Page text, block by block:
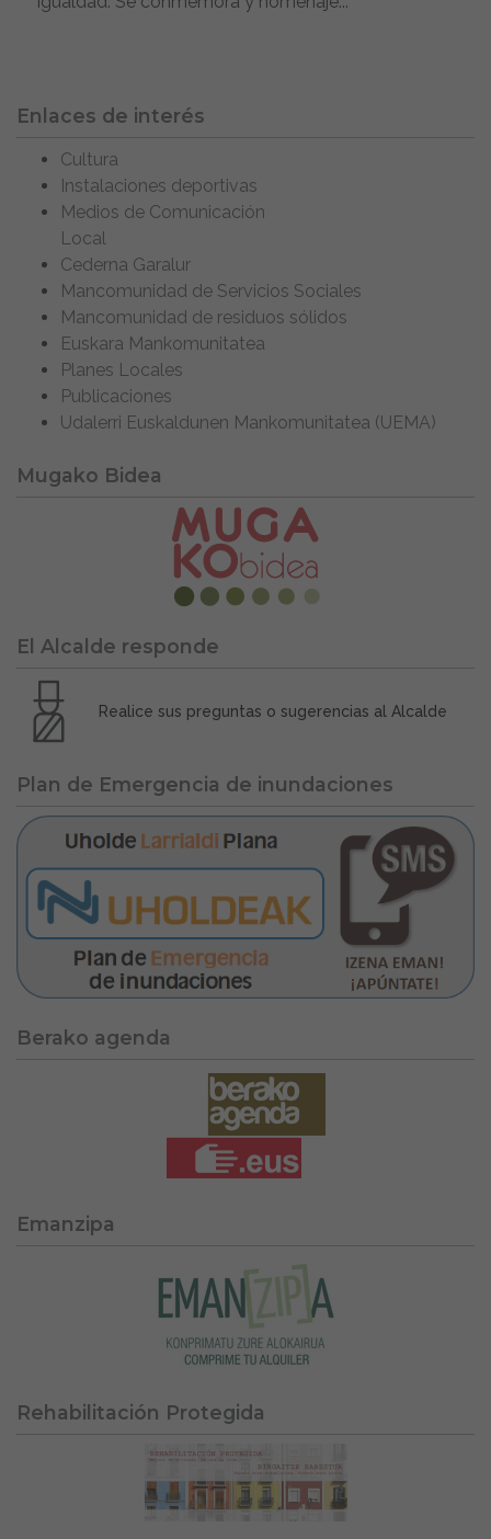
Enlaces de interés
Cultura
Instalaciones deportivas
Medios de Comunicación
Local
Cederna Garalur
Mancomunidad de Servicios Sociales
Mancomunidad de residuos sólidos
Euskara Mankomunitatea
Planes Locales
Publicaciones
Udalerri Euskaldunen Mankomunitatea (UEMA)
Mugako Bidea
El Alcalde responde
Realice sus preguntas o sugerencias al Alcalde
Plan de Emergencia de inundaciones
Berako agenda
Emanzipa
Rehabilitación Protegida